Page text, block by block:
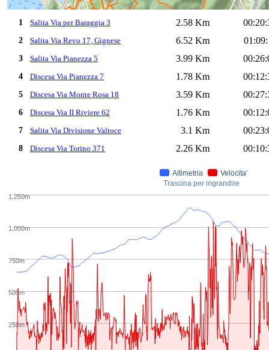
1 Salita Via per Baraggia 3 2.58 Km
2 Salita Via Revo 17, Gignese 6.52 Km
3 Salita Via Pianezza 5 3.99 Km
4 Discesa Via Pianezza 7 1.78 Km
5 Discesa Via Monte Rosa 18 3.59 Km
6 Discesa Via II Riviere 62 1.76 Km
7 Salita Via Divisione Valtoce 3.1 Km
8 Discesa Via Torino 371 2.26 Km
Trascina per ingrandire
Altimetria Velocita'
250m
500m
750m
1,000m
1,250m